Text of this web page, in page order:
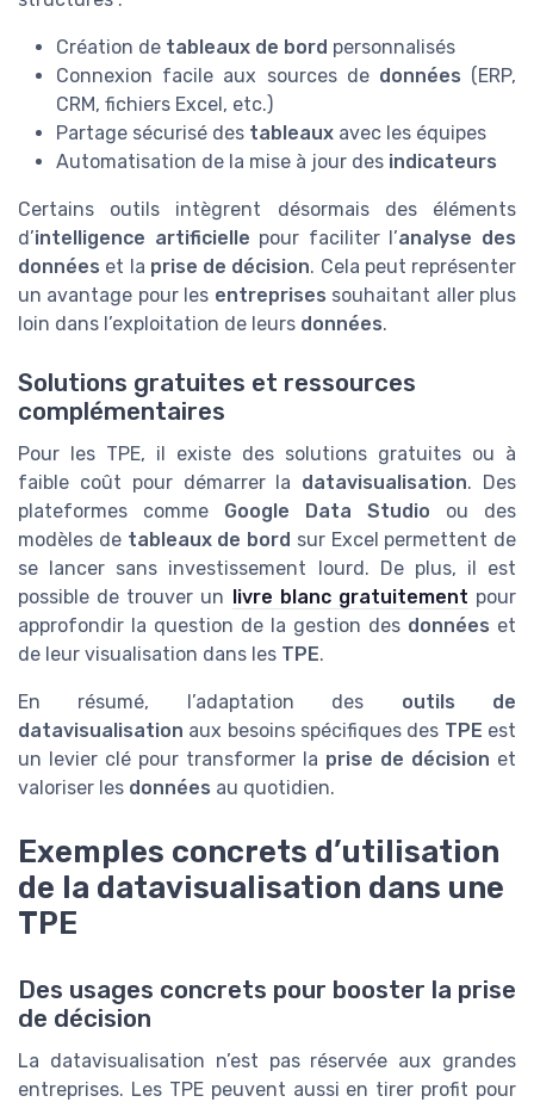
Création de tableaux de bord personnalisés
Connexion facile aux sources de données (ERP,
CRM, fichiers Excel, etc.)
Partage sécurisé des tableaux avec les équipes
Automatisation de la mise à jour des indicateurs
Certains outils intègrent désormais des éléments
d’intelligence artificielle pour faciliter l’analyse des
données et la prise de décision. Cela peut représenter
un avantage pour les entreprises souhaitant aller plus
loin dans l’exploitation de leurs données.
Solutions gratuites et ressources
complémentaires
Pour les TPE, il existe des solutions gratuites ou à
faible coût pour démarrer la datavisualisation. Des
plateformes comme Google Data Studio ou des
modèles de tableaux de bord sur Excel permettent de
se lancer sans investissement lourd. De plus, il est
possible de trouver un livre blanc gratuitement pour
approfondir la question de la gestion des données et
de leur visualisation dans les TPE.
En résumé, l’adaptation des outils de
datavisualisation aux besoins spécifiques des TPE est
un levier clé pour transformer la prise de décision et
valoriser les données au quotidien.
Exemples concrets d’utilisation
de la datavisualisation dans une
TPE
Des usages concrets pour booster la prise
de décision
La datavisualisation n’est pas réservée aux grandes
entreprises. Les TPE peuvent aussi en tirer profit pour